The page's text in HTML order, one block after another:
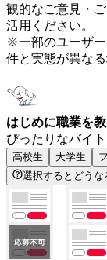
観的なご意見・
活用ください。
※一部のユーザ
件と実態が異な
はじめに職業を教
ぴったりなバイ
高校生 大学生
選択するとどうな